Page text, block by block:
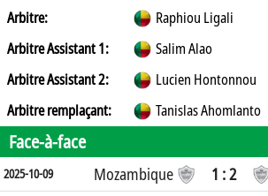
Arbitre:
Raphiou Ligali
Arbitre Assistant 1:
Salim Alao
Arbitre Assistant 2:
Lucien Hontonnou
Arbitre remplaçant:
Tanislas Ahomlanto
Face-à-face
2025-10-09 Mozambique 1 : 2